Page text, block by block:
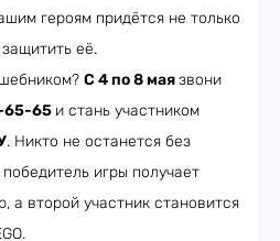
героям придётся не только
её.
С 4 по 8 маязвони
65-65 и стань участником
. Никто не останется без
игры получает
а второй участник становится